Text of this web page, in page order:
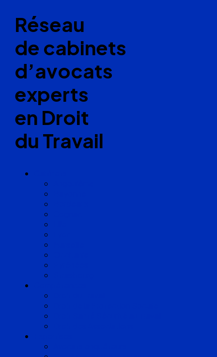
Réseau
de cabinets
d’avocats
experts
en Droit
du Travail